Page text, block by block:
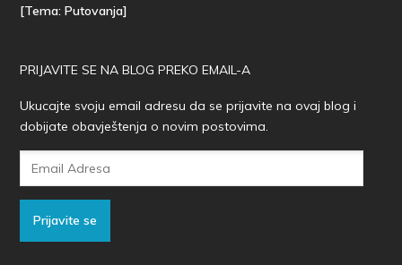
[Tema: Putovanja]
PRIJAVITE SE NA BLOG PREKO EMAIL-A
Ukucajte svoju email adresu da se prijavite na ovaj blog i
dobijate obavještenja o novim postovima.
Prijavite se